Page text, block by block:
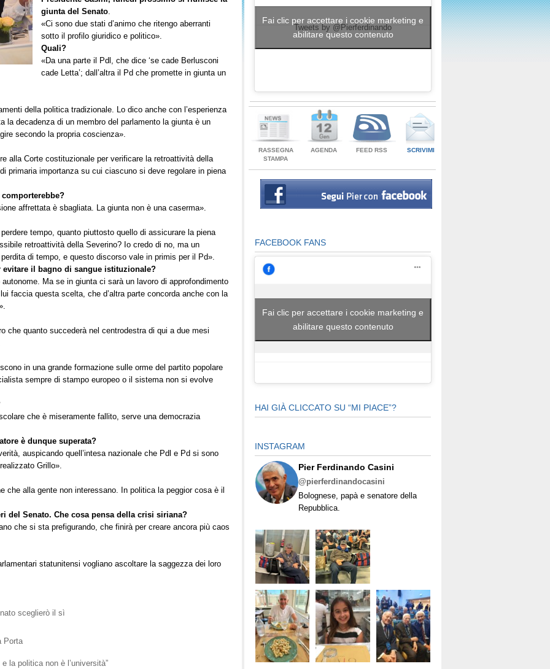
giunta del Senato.
«Ci sono due stati d’animo che ritengo aberranti
sotto il profilo giuridico e politico».
Quali?
«Da una parte il Pdl, che dice ‘se cade Berlusconi
cade Letta’; dall’altra il Pd che promette in giunta un
della politica tradizionale. Lo dico anche con l’esperienza
la decadenza di un membro del parlamento la giunta è un
secondo la propria coscienza».
alla Corte costituzionale per verificare la retroattività della
primaria importanza su cui ciascuno si deve regolare in piena
affrettata è sbagliata. La giunta non è una caserma».
tempo, quanto piuttosto quello di assicurare la piena
retroattività della Severino? Io credo di no, ma un
di tempo, e questo discorso vale in primis per il Pd».
evitare il bagno di sangue istituzionale?
Ma se in giunta ci sarà un lavoro di approfondimento
faccia questa scelta, che d’altra parte concorda anche con la
che quanto succederà nel centrodestra di qui a due mesi
in una grande formazione sulle orme del partito popolare
sempre di stampo europeo o il sistema non si evolve
che è miseramente fallito, serve una democrazia
è dunque superata?
auspicando quell’intesa nazionale che Pdl e Pd si sono
Grillo».
che alla gente non interessano. In politica la peggior cosa è il
del Senato. Che cosa pensa della crisi siriana?
che si sta prefigurando, che finirà per creare ancora più caos
statunitensi vogliano ascoltare la saggezza dei loro
sceglierò il sì
Porta
la politica non è l’università”
Tweets by @Pierferdinando
Fai clic per accettare i cookie marketing e
abilitare questo contenuto
RASSEGNA
STAMPA
AGENDA FEED RSS SCRIVIMI
FACEBOOK FANS
Fai clic per accettare i cookie marketing e
abilitare questo contenuto
HAI GIÀ CLICCATO SU “MI PIACE”?
INSTAGRAM
Pier Ferdinando Casini
@pierferdinandocasini
Bolognese, papà e senatore della
Repubblica.